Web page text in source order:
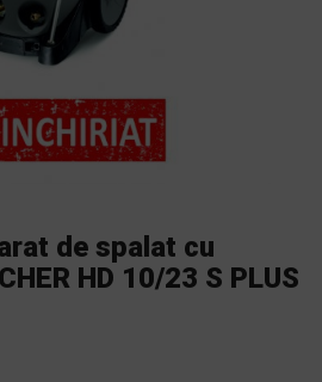
de spalat cu
HD 10/23 S PLUS